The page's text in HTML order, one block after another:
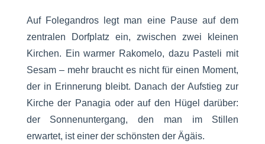
Auf Folegandros legt man eine Pause auf dem
zentralen Dorfplatz ein, zwischen zwei kleinen
Kirchen. Ein warmer Rakomelo, dazu Pasteli mit
Sesam – mehr braucht es nicht für einen Moment,
der in Erinnerung bleibt. Danach der Aufstieg zur
Kirche der Panagia oder auf den Hügel darüber:
der Sonnenuntergang, den man im Stillen
erwartet, ist einer der schönsten der Ägäis.